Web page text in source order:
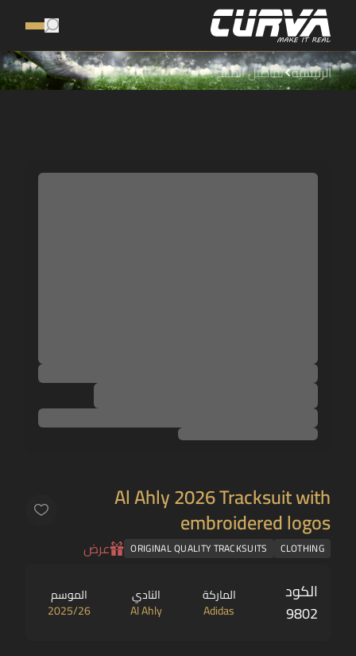
الرئيسية تفاصيل المنتج
Al Ahly 2026 Tracksuit with
embroidered logos
CLOTHING
ORIGINAL QUALITY TRACKSUITS عرض
الكود
9802
الماركة
Adidas
النادي
Al Ahly
الموسم
2025/26